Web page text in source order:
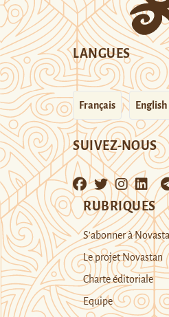
LANGUES
Français English
SUIVEZ-NOUS
RUBRIQUES
S’abonner à
Le projet Novastan
Charte éditoriale
Equipe